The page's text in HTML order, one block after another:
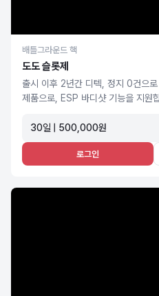
배틀그라운드 핵
도도 슬롯제
출시 이후 2년간 디텍, 정지 0건으
제품으로, ESP 바디샷 기능을 지원
30일 | 500,000원
로그인